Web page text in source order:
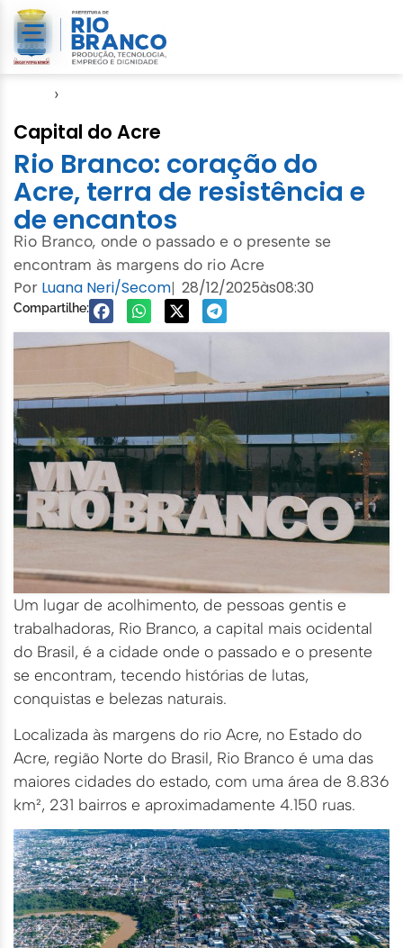
›
Capital do Acre
Rio Branco: coração do
Acre, terra de resistência e
de encantos
Rio Branco, onde o passado e o presente se
encontram às margens do rio Acre
Por Luana Neri/Secom| 28/12/2025às08:30
Compartilhe:
Um lugar de acolhimento, de pessoas gentis e
trabalhadoras, Rio Branco, a capital mais ocidental
do Brasil, é a cidade onde o passado e o presente
se encontram, tecendo histórias de lutas,
conquistas e belezas naturais.
Localizada às margens do rio Acre, no Estado do
Acre, região Norte do Brasil, Rio Branco é uma das
maiores cidades do estado, com uma área de 8.836
km², 231 bairros e aproximadamente 4.150 ruas.